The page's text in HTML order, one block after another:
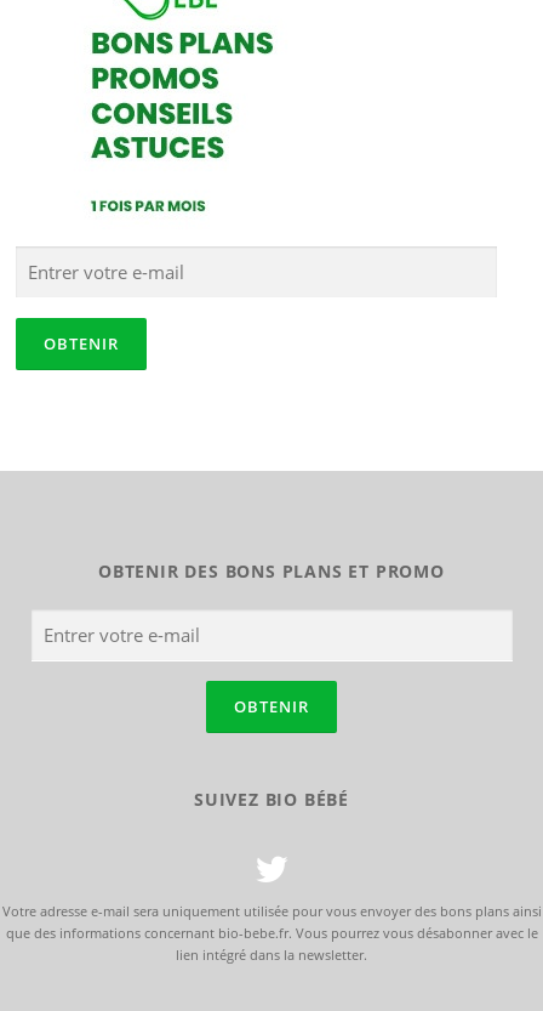
OBTENIR DES BONS PLANS ET PROMO
SUIVEZ BIO BÉBÉ
Votre adresse e-mail sera uniquement utilisée pour vous envoyer des bons plans ainsi
que des informations concernant bio-bebe.fr. Vous pourrez vous désabonner avec le
lien intégré dans la newsletter.